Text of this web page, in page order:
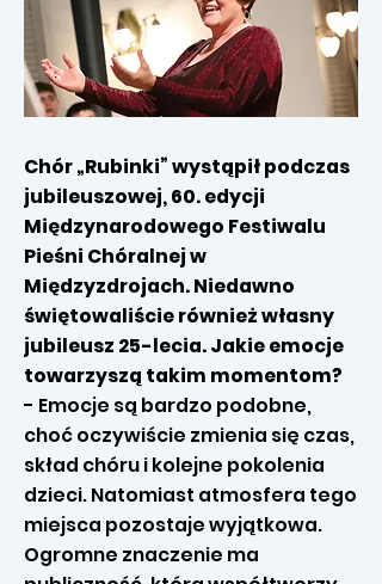
Chór „Rubinki” wystąpił podczas
jubileuszowej, 60. edycji
Międzynarodowego Festiwalu
Pieśni Chóralnej w
Międzyzdrojach. Niedawno
świętowaliście również własny
jubileusz 25-lecia. Jakie emocje
towarzyszą takim momentom?
- Emocje są bardzo podobne,
choć oczywiście zmienia się czas,
skład chóru i kolejne pokolenia
dzieci. Natomiast atmosfera tego
miejsca pozostaje wyjątkowa.
Ogromne znaczenie ma